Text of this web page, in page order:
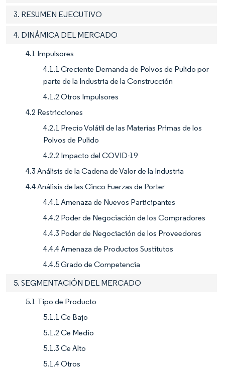
3. RESUMEN EJECUTIVO
4. DINÁMICA DEL MERCADO
4.1 Impulsores
4.1.1 Creciente Demanda de Polvos de Pulido por
parte de la Industria de la Construcción
4.1.2 Otros Impulsores
4.2 Restricciones
4.2.1 Precio Volátil de las Materias Primas de los
Polvos de Pulido
4.2.2 Impacto del COVID-19
4.3 Análisis de la Cadena de Valor de la Industria
4.4 Análisis de las Cinco Fuerzas de Porter
4.4.1 Amenaza de Nuevos Participantes
4.4.2 Poder de Negociación de los Compradores
4.4.3 Poder de Negociación de los Proveedores
4.4.4 Amenaza de Productos Sustitutos
4.4.5 Grado de Competencia
5. SEGMENTACIÓN DEL MERCADO
5.1 Tipo de Producto
5.1.1 Ce Bajo
5.1.2 Ce Medio
5.1.3 Ce Alto
5.1.4 Otros